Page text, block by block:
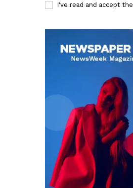
I've read and accept the